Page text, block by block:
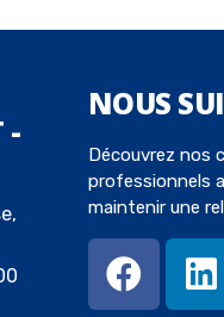
-
NOUS
Découvrez nos
professionnels
maintenir une